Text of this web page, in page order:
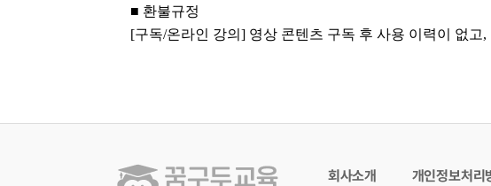
■ 환불규정
[구독/온라인 강의] 영상 콘텐츠 구독 후 사용 이력이 없고
회사소개 개인정보처리